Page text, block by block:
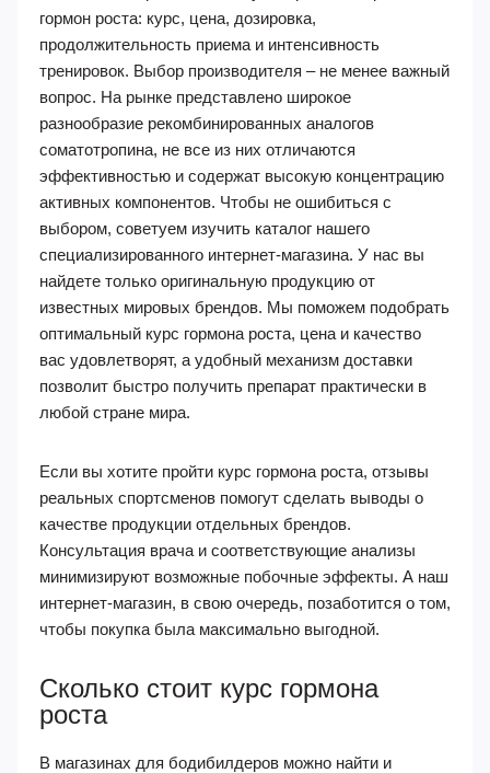
гормон роста: курс, цена, дозировка,
продолжительность приема и интенсивность
тренировок. Выбор производителя – не менее важный
вопрос. На рынке представлено широкое
разнообразие рекомбинированных аналогов
соматотропина, не все из них отличаются
эффективностью и содержат высокую концентрацию
активных компонентов. Чтобы не ошибиться с
выбором, советуем изучить каталог нашего
специализированного интернет-магазина. У нас вы
найдете только оригинальную продукцию от
известных мировых брендов. Мы поможем подобрать
оптимальный курс гормона роста, цена и качество
вас удовлетворят, а удобный механизм доставки
позволит быстро получить препарат практически в
любой стране мира.
Если вы хотите пройти курс гормона роста, отзывы
реальных спортсменов помогут сделать выводы о
качестве продукции отдельных брендов.
Консультация врача и соответствующие анализы
минимизируют возможные побочные эффекты. А наш
интернет-магазин, в свою очередь, позаботится о том,
чтобы покупка была максимально выгодной.
Сколько стоит курс гормона
роста
В магазинах для бодибилдеров можно найти и